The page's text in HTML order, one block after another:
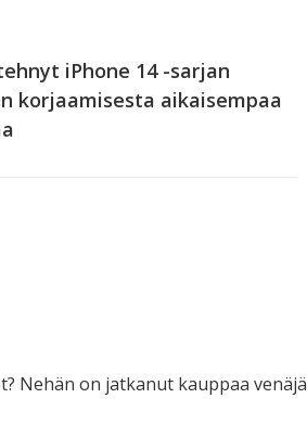
iPhone 14 -sarjan
korjaamisesta aikaisempaa
Nehän on jatkanut kauppaa